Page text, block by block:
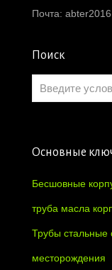
Почта:
Поиск
Основные
Бесшовные
труба масла
Трубы стальные
месторождения